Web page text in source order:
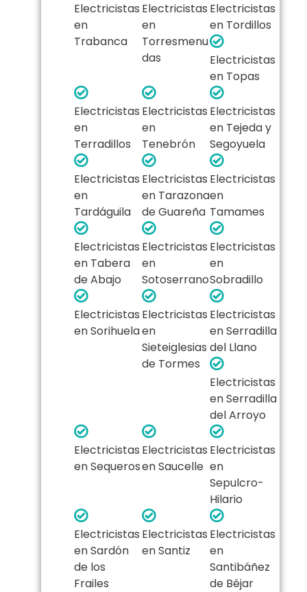
Electricistas
en
Trabanca
Electricistas
en
Torresmenu
das
Electricistas
en Tordillos
Electricistas
en Topas
Electricistas
en
Terradillos
Electricistas
en
Tenebrón
Electricistas
en Tejeda y
Segoyuela
Electricistas
en
Tardáguila
Electricistas
en Tarazona
de Guareña
Electricistas
en
Tamames
Electricistas
en Tabera
de Abajo
Electricistas
en
Sotoserrano
Electricistas
en
Sobradillo
Electricistas
en Sorihuela
Electricistas
en
Sieteiglesias
de Tormes
Electricistas
en Serradilla
del Llano
Electricistas
en Serradilla
del Arroyo
Electricistas
en Sequeros
Electricistas
en Saucelle
Electricistas
en
Sepulcro-
Hilario
Electricistas
en Sardón
de los
Frailes
Electricistas
en Santiz
Electricistas
en
Santibáñez
de Béjar